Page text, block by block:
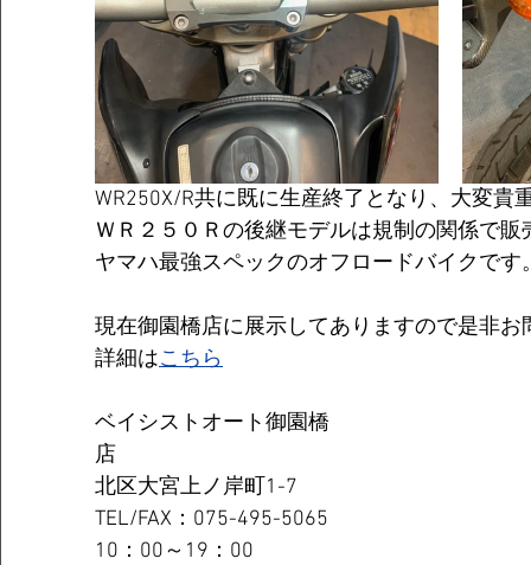
WR250X/R共に既に生産終了となり、大変貴
ＷＲ２５０Ｒの後継モデルは規制の関係で
ヤマハ最強スペックのオフロードバイクです
現在御園橋店に展示してありますので是非お
詳細はこちら
ベイシストオート御園橋
店　　　　　　　　　　　　　　　　　　
北区大宮上ノ岸町1-7
TEL/FAX：075-495-5065
10：00～19：00